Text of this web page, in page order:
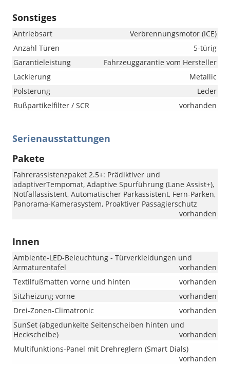
Sonstiges
Antriebsart
Verbrennungsmotor (ICE)
Anzahl Türen
5-türig
Garantieleistung
Fahrzeuggarantie vom Hersteller
Lackierung
Metallic
Polsterung
Leder
Rußpartikelfilter / SCR
vorhanden
Serienausstattungen
Pakete
Fahrerassistenzpaket 2.5+: Prädiktiver und
adaptiverTempomat, Adaptive Spurführung (Lane Assist+),
Notfallassistent, Automatischer Parkassistent, Fern-Parken,
Panorama-Kamerasystem, Proaktiver Passagierschutz
vorhanden
Innen
Ambiente-LED-Beleuchtung - Türverkleidungen und
Armaturentafel
vorhanden
Textilfußmatten vorne und hinten
vorhanden
Sitzheizung vorne
vorhanden
Drei-Zonen-Climatronic
vorhanden
SunSet (abgedunkelte Seitenscheiben hinten und
Heckscheibe)
vorhanden
Multifunktions-Panel mit Drehreglern (Smart Dials)
vorhanden